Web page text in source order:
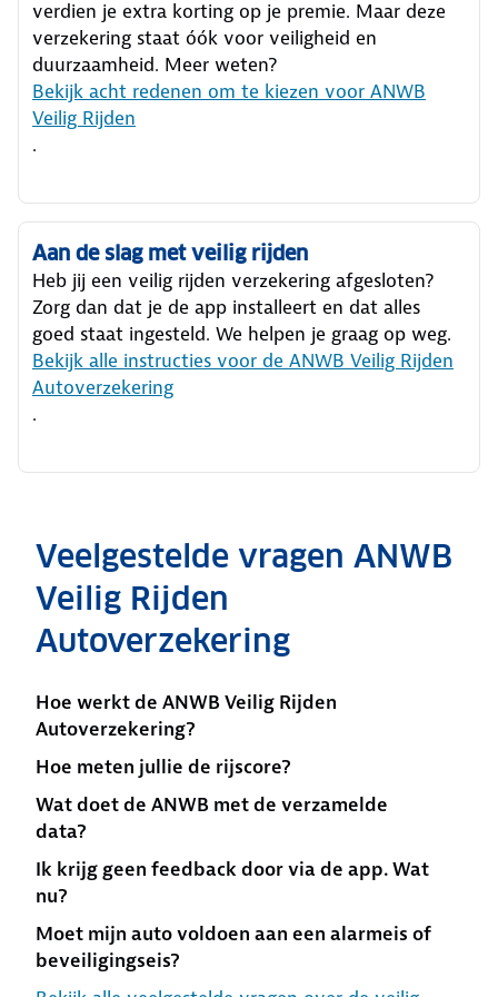
verdien je extra korting op je premie. Maar deze
verzekering staat óók voor veiligheid en
duurzaamheid. Meer weten?
Bekijk acht redenen om te kiezen voor ANWB
Veilig Rijden
.
Aan de slag met veilig rijden
Heb jij een veilig rijden verzekering afgesloten?
Zorg dan dat je de app installeert en dat alles
goed staat ingesteld. We helpen je graag op weg.
Bekijk alle instructies voor de ANWB Veilig Rijden
Autoverzekering
.
Veelgestelde vragen ANWB
Veilig Rijden
Autoverzekering
Hoe werkt de ANWB Veilig Rijden
Autoverzekering?
Hoe meten jullie de rijscore?
Wat doet de ANWB met de verzamelde
data?
Ik krijg geen feedback door via de app. Wat
nu?
Moet mijn auto voldoen aan een alarmeis of
beveiligingseis?